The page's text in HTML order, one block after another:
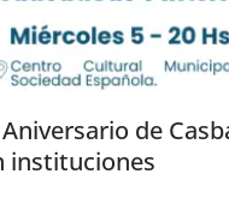
Aniversario de
instituciones